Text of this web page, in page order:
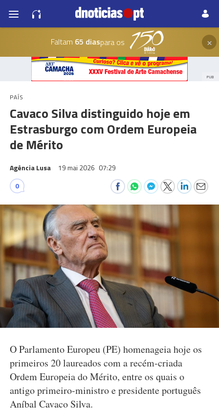
Faltam 65 diaspara os ×
PUB
PAÍS
Cavaco Silva distinguido hoje em
Estrasburgo com Ordem Europeia
de Mérito
Agência Lusa 19 mai 2026 07:29
0
O Parlamento Europeu (PE) homenageia hoje os
primeiros 20 laureados com a recém-criada
Ordem Europeia do Mérito, entre os quais o
antigo primeiro-ministro e presidente português
Aníbal Cavaco Silva.